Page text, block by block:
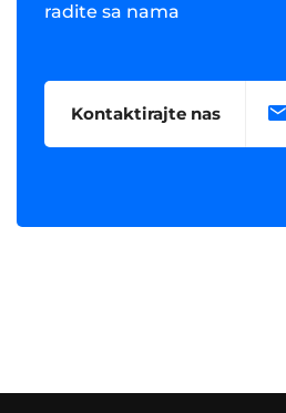
radite sa nama
Kontaktirajte nas